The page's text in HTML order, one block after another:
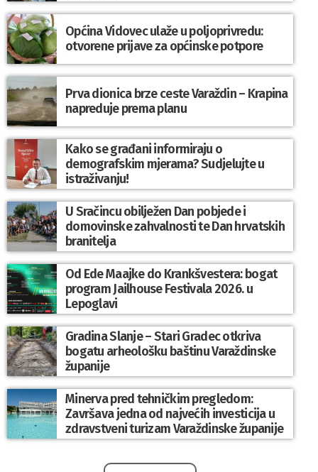
Općina Vidovec ulaže u poljoprivredu:
otvorene prijave za općinske potpore
Prva dionica brze ceste Varaždin – Krapina
napreduje prema planu
Kako se građani informiraju o
demografskim mjerama? Sudjelujte u
istraživanju!
U Sračincu obilježen Dan pobjede i
domovinske zahvalnosti te Dan hrvatskih
branitelja
Od Ede Maajke do Krankšvestera: bogat
program Jailhouse Festivala 2026. u
Lepoglavi
Gradina Slanje – Stari Gradec otkriva
bogatu arheološku baštinu Varaždinske
županije
Minerva pred tehničkim pregledom:
Završava jedna od najvećih investicija u
zdravstveni turizam Varaždinske županije